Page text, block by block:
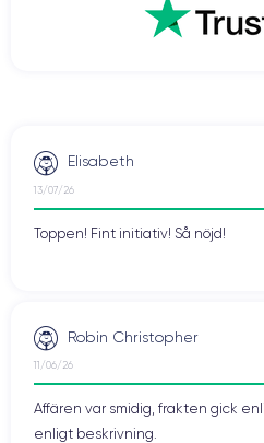
Elisabeth
13/07/26
Toppen! Fint initiativ! Så nöjd!
Robin Christopher
11/06/26
Affären var smidig, frakten gick
enligt beskrivning.